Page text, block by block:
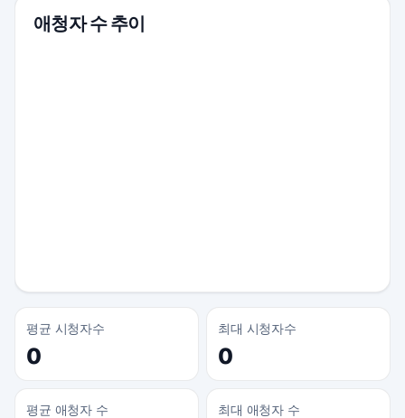
애청자 수 추이
평균 시청자수
0
최대 시청자수
0
평균 애청자 수 최대 애청자 수